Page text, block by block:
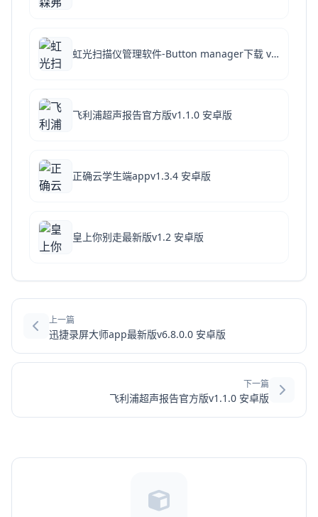
虹光扫描仪管理软件-Button manager下载 v1.2.4.0官方破解版
飞利浦超声报告官方版v1.1.0 安卓版
正确云学生端appv1.3.4 安卓版
皇上你别走最新版v1.2 安卓版
上一篇
迅捷录屏大师app最新版v6.8.0.0 安卓版
下一篇
飞利浦超声报告官方版v1.1.0 安卓版